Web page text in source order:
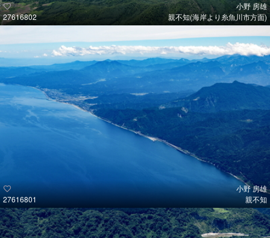
27616802
小野 房雄
親不知(海岸より糸魚川市方面)
27616801
小野 房雄
親不知